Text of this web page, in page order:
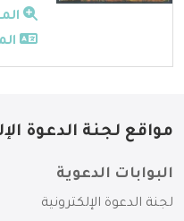
مواقع لجنة الدعوة
البوابات الدعوية
لجنة الدعوة الإلكترونية